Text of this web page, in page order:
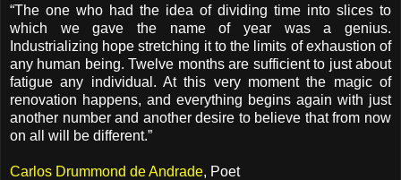
“The one who had the idea of dividing time into slices to
which we gave the name of year was a genius.
Industrializing hope stretching it to the limits of exhaustion of
any human being. Twelve months are sufficient to just about
fatigue any individual. At this very moment the magic of
renovation happens, and everything begins again with just
another number and another desire to believe that from now
on all will be different.”
Carlos Drummond de Andrade, Poet